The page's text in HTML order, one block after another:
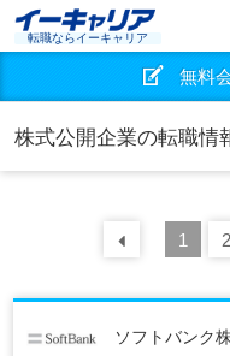
転職ならイーキャリア
無料
株式公開企業の転職情
前の 30
1 2
ソフトバンク